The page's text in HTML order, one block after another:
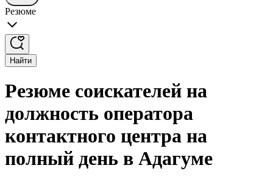
Резюме
Найти
Резюме соискателей на
должность оператора
контактного центра на
полный день в Адагуме